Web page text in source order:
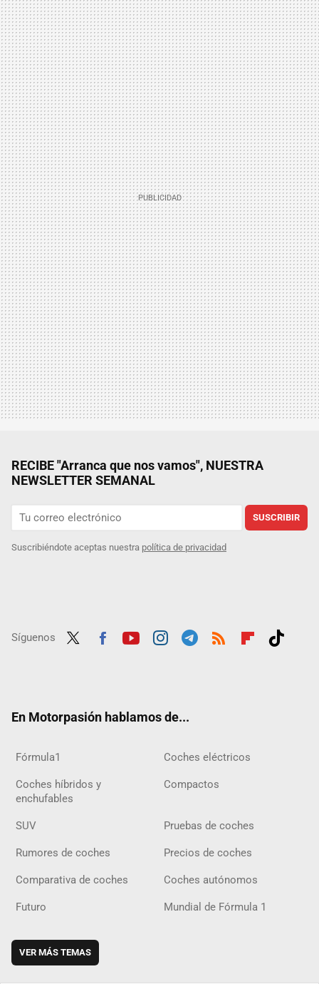
RECIBE "Arranca que nos vamos", NUESTRA
NEWSLETTER SEMANAL
SUSCRIBIR
Suscribiéndote aceptas nuestra política de privacidad
Síguenos
En Motorpasión hablamos de...
Fórmula1 Coches eléctricos
Coches híbridos y
enchufables
Compactos
SUV Pruebas de coches
Rumores de coches Precios de coches
Comparativa de coches Coches autónomos
Futuro Mundial de Fórmula 1
VER MÁS TEMAS